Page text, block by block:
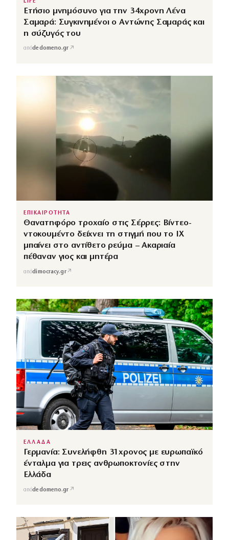
LIFE
Ετήσιο μνημόσυνο για την 34χρονη Λένα
Σαμαρά: Συγκινημένοι ο Αντώνης Σαμαράς και
η σύζυγός του
απόdedomeno.gr ↗
ΕΠΙΚΑΙΡΟΤΗΤΑ
Θανατηφόρο τροχαίο στις Σέρρες: Βίντεο-
ντοκουμέντο δείχνει τη στιγμή που το ΙΧ
μπαίνει στο αντίθετο ρεύμα – Ακαριαία
πέθαναν γιος και μητέρα
απόdimocracy.gr↗
ΕΛΛΑΔΑ
Γερμανία: Συνελήφθη 31χρονος με ευρωπαϊκό
ένταλμα για τρεις ανθρωποκτονίες στην
Ελλάδα
απόdedomeno.gr ↗